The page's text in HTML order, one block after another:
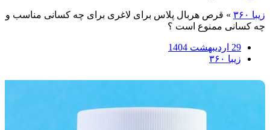
زیبا ۳۶۰ » قرص هربال پلاس برای لاغری برای چه کسانی مناسب و
چه کسانی ممنوع است ؟
29 اردیبهشت 1404
زیبا ۳۶۰